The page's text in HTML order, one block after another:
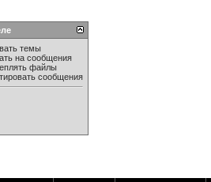
темы
на сообщения
файлы
сообщения